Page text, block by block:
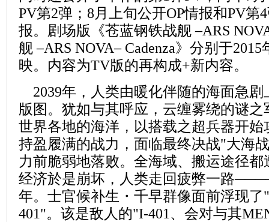
PV第2弹；8月上旬公开OP情报和PV第
报。剧场版《苍蓝钢铁战舰 –ARS
舰 –ARS NOVA– Cadenza》分别于
映。内容为TV版的再构成+新内容。
2039年， 人类由暖化伴随的海面急剧
版图。犹如与其呼应， 云缠雾绕的谜之
世界各地的海洋， 以搭载之超兵器开
持盈履满的战力， 面临最终决战"大海
力前脆弱地落败。全海域、搬运途径
经济於是崩坏， 人类走回疲弊一路
年。士官候补生・千早群像面前浮现
401"。该是敌人的"I-401、会对与其